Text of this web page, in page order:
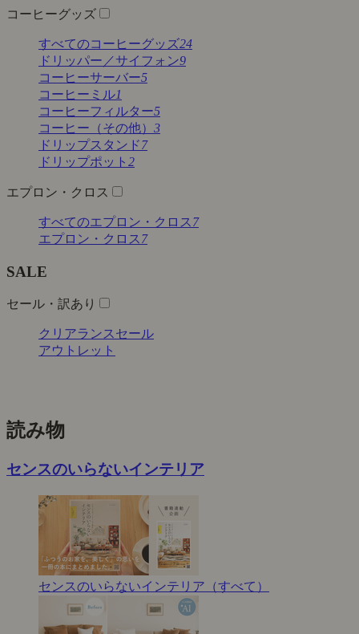
コーヒーグッズ
すべてのコーヒーグッズ24
ドリッパー／サイフォン9
コーヒーサーバー5
コーヒーミル1
コーヒーフィルター5
コーヒー（その他） 3
ドリップスタンド7
ドリップポット 2
エプロン・クロス
すべてのエプロン・クロス 7
エプロン・クロス 7
SALE
セール・訳あり
クリアランスセール
アウトレット
読み物
センスのいらないインテリア
センスのいらないインテリア（すべて）